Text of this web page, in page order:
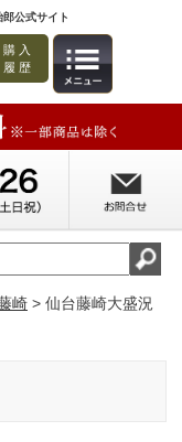
公式サイト
購入
履歴
崎 > 仙台藤崎大盛況